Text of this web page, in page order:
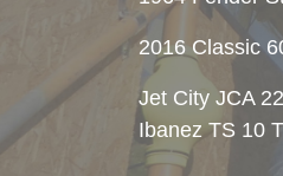
2016 Classic
Jet City JCA
Ibanez TS 10